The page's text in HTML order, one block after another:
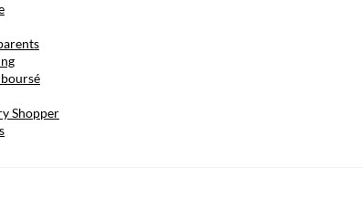
Shopper